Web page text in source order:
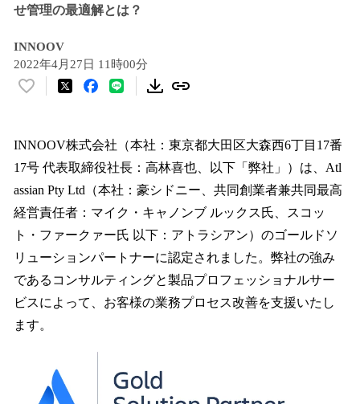
せ管理の最適解とは？
INNOOV
2022年4月27日 11時00分
い
！
数
を
読
み
中
で
す
INNOOV株式会社（本社：東京都大田区大森西6丁目17番
17号 代表取締役社長：高林喜也、以下「弊社」）は、Atl
assian Pty Ltd（本社：豪シドニー、共同創業者兼共同最高
経営責任者：マイク・キャノンブ ルックス氏、スコッ
ト・ファークァー氏 以下：アトラシアン）のゴールドソ
リューションパートナーに認定されました。弊社の強み
であるコンサルティングと製品プロフェッショナルサー
ビスによって、お客様の業務プロセス改善を支援いたし
ます。